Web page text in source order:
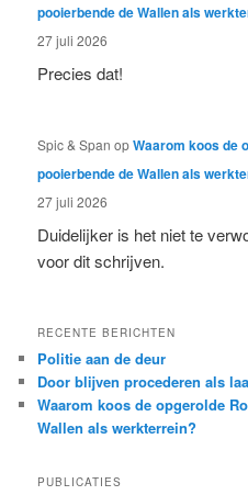
pooierbende de Wallen als
27 juli 2026
Precies dat!
Spic & Span opWaarom koos de
pooierbende de Wallen als
27 juli 2026
Duidelijker is het niet te
voor dit schrijven.
RECENTE BERICHTEN
Politie aan de deur
Door blijven procederen als
Waarom koos de opgerolde
Wallen als werkterrein?
PUBLICATIES